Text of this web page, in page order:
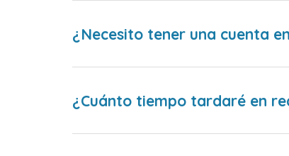
¿Necesito tener una cuenta
¿Cuánto tiempo tardaré en